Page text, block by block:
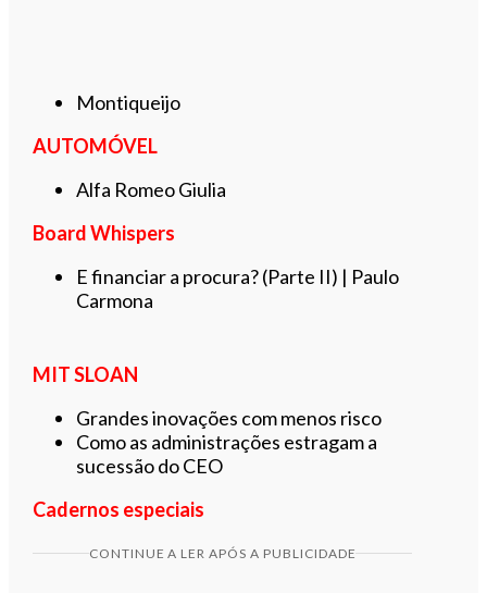
Montiqueijo
AUTOMÓVEL
Alfa Romeo Giulia
Board Whispers
E financiar a procura? (Parte II) | Paulo
Carmona
MIT SLOAN
Grandes inovações com menos risco
Como as administrações estragam a
sucessão do CEO
Cadernos especiais
CONTINUE A LER APÓS A PUBLICIDADE